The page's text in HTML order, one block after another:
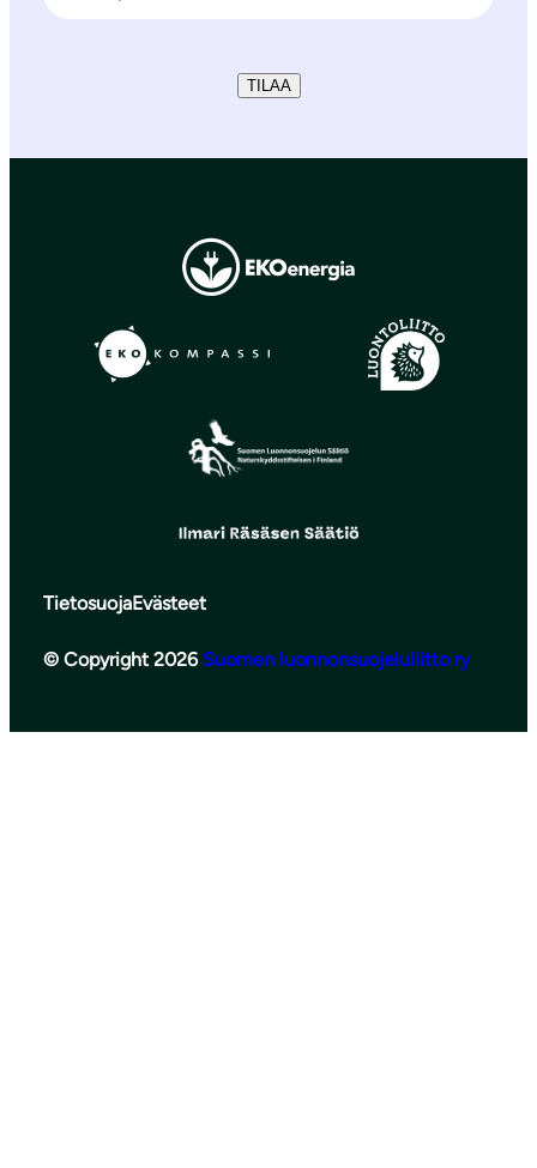
TILAA
TietosuojaEvästeet
© Copyright 2026 Suomen luonnonsuojeluliitto ry